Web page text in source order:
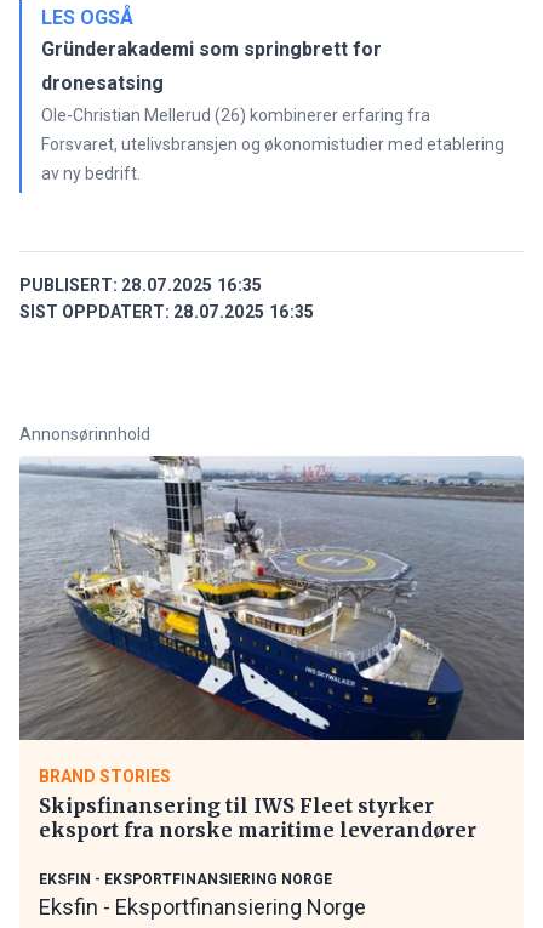
LES OGSÅ
Gründerakademi som springbrett for
dronesatsing
Ole-Christian Mellerud (26) kombinerer erfaring fra
Forsvaret, utelivsbransjen og økonomistudier med etablering
av ny bedrift.
PUBLISERT: 28.07.2025 16:35
SIST OPPDATERT: 28.07.2025 16:35
Annonsørinnhold
BRAND STORIES
Skipsfinansering til IWS Fleet styrker
eksport fra norske maritime leverandører
EKSFIN - EKSPORTFINANSIERING NORGE
Eksfin - Eksportfinansiering Norge